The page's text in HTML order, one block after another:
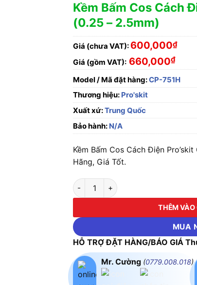
Kềm Bấm Cos Cách
(0.25 – 2.5mm)
Giá (chưa VAT): 600,000₫
Giá (gồm VAT): 660,000₫
Model / Mã đặt hàng:CP-751H
Thương hiệu: Pro'skit
Xuất xứ:Trung Quốc
Bảo hành: N/A
Kềm Bấm Cos Cách Điện
Hãng, Giá Tốt.
Kềm Bấm Cos Cách Điện Pro'skit
THÊM VÀO
MUA
HỖ TRỢ ĐẶT HÀNG/BÁO GIÁ
Mr. Cường (0779.008.018)